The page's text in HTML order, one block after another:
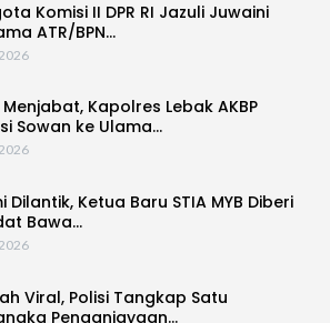
Komisi II DPR RI Jazuli Juwaini
ATR/BPN…
Kapolres Lebak AKBP
Sowan ke Ulama…
Dilantik, Ketua Baru STIA MYB Diberi
Bawa…
Viral, Polisi Tangkap Satu
Penganiayaan…